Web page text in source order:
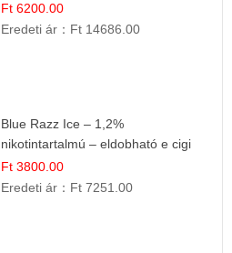
Ft 6200.00
Eredeti ár： Ft 14686.00
Blue Razz Ice – 1,2%
nikotintartalmú – eldobható e cigi
Ft 3800.00
Eredeti ár： Ft 7251.00